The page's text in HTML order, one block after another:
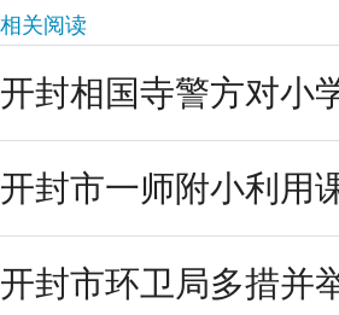
相关阅读
开封相国寺警方对小
开封市一师附小利用
开封市环卫局多措并